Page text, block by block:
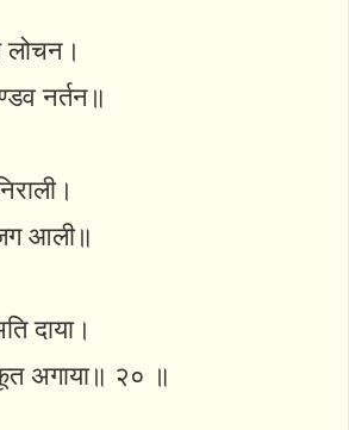
लोचन।
नर्तन॥
जग आली॥
दाया।
अगाया॥ २० ॥